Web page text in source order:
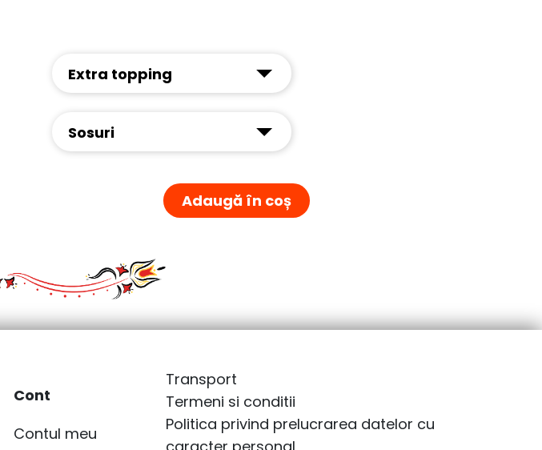
Extra topping
Sosuri
Adaugă în coș
Cont
Contul meu
Transport
Termeni si conditii
Politica privind prelucrarea datelor cu